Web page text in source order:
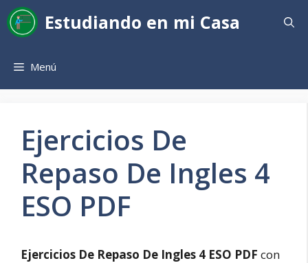
Saltar
al
contenido
Estudiando en mi Casa
Menú
Ejercicios De
Repaso De Ingles 4
ESO PDF
Ejercicios De Repaso De Ingles 4 ESO PDF con